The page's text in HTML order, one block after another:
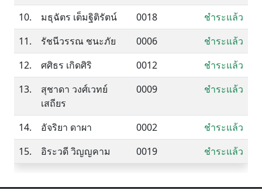
10.
มธุฉัตร เต็มฐิติรัตน์ 0018
ชำระแล้ว
11.
รัชนีวรรณ ชนะภัย 0006
ชำระแล้ว
12.
ศศิธร เกิดศิริ 0012
ชำระแล้ว
13.
สุชาดา วงศ์เวทย์
เสถียร
0009 ชำระแล้ว
14. อัจริยา ดาผา 0002
ชำระแล้ว
15.
อิระวดี วิญญคาม 0019 ชำระแล้ว